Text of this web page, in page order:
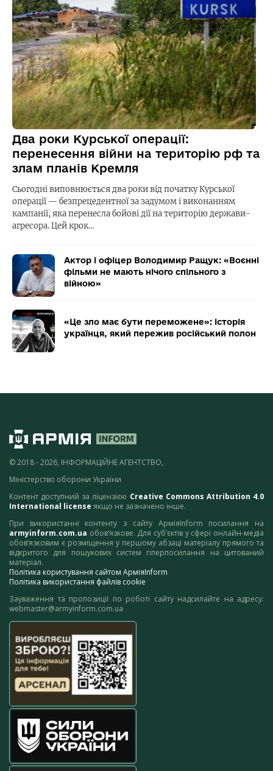
Два роки Курської операції:
перенесення війни на територію рф та
злам планів Кремля
Сьогодні виповнюється два роки від початку Курської
операції — безпрецедентної за задумом і виконанням
кампанії, яка перенесла бойові дії на територію держави-
агресора. Цей крок…
Актор і офіцер Володимир Ращук: «Воєнні
фільми не мають нічого спільного з
війною»
«Це зло має бути переможене»: історія
українця, який пережив російський полон
© 2018 - 2026, ІНФОРМАЦІЙНЕ АГЕНТСТВО,
Міністерство оборони України
Контент доступний за ліцензією Creative Commons Attribution 4.0
International license якщо не зазначено інше.
При використанні контенту з сайту АрміяInform посилання на
armyinform.com.ua обов’язкове. Для суб’єктів у сфері онлайн-медіа
обов’язковим є розміщення у першому абзаці матеріалу прямого та
відкритого для пошукових систем гіперпосилання на цитований
матеріал.
Політика користування сайтом АрміяInform
Політика використання файлів cookie
Зауваження та пропозиції по роботі сайту надсилайте на адресу:
webmaster@armyinform.com.ua